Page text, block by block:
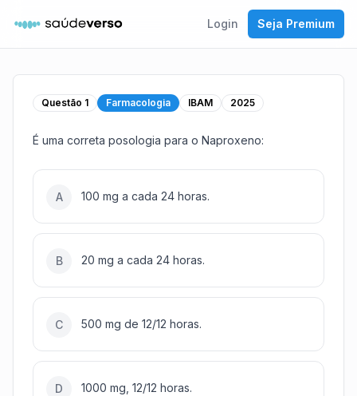
Login Seja Premium
Questão 1 Farmacologia IBAM 2025
É uma correta posologia para o Naproxeno:
A 100 mg a cada 24 horas.
B 20 mg a cada 24 horas.
C 500 mg de 12/12 horas.
D 1000 mg, 12/12 horas.